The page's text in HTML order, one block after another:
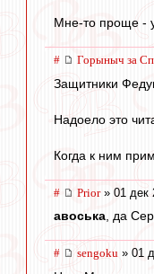
Мне-то проще -
# Горыныч за
Защитники
Надоело это
Когда к ним
# Prior» 01 дек
авоська, да
# sengoku » 01